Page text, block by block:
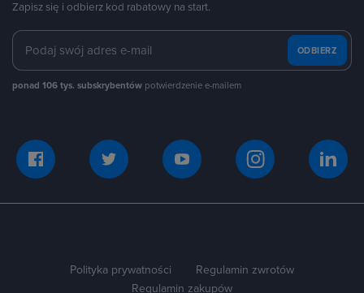
Zapisz się i odbierz kod rabatowy na start.
ODBIERZ
ponad 106 tys. subskrybentów potwierdzenie e-mailem
Polityka prywatności
Regulamin zwrotów
Regulamin zakupów